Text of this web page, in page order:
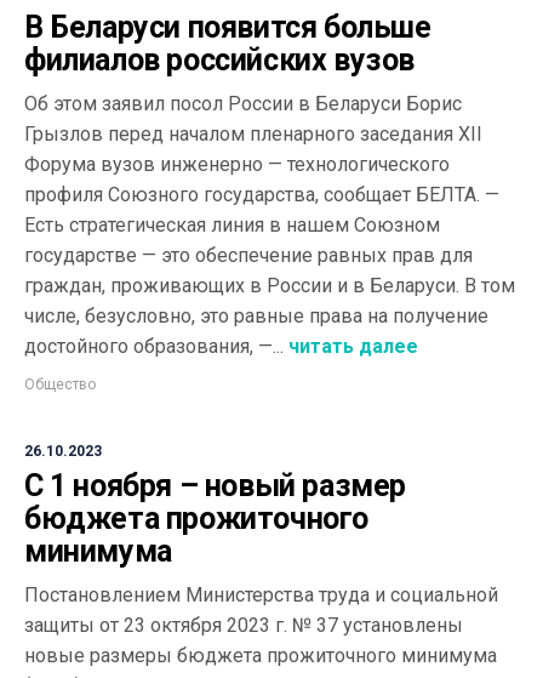
В Беларуси появится больше
филиалов российских вузов
Об этом заявил посол России в Беларуси Борис
Грызлов перед началом пленарного заседания ХІІ
Форума вузов инженерно — технологического
профиля Союзного государства, сообщает БЕЛТА. —
Есть стратегическая линия в нашем Союзном
государстве — это обеспечение равных прав для
граждан, проживающих в России и в Беларуси. В том
числе, безусловно, это равные права на получение
достойного образования, —... читать далее
Общество
26.10.2023
С 1 ноября – новый размер
бюджета прожиточного
минимума
Постановлением Министерства труда и социальной
защиты от 23 октября 2023 г. № 37 установлены
новые размеры бюджета прожиточного минимума